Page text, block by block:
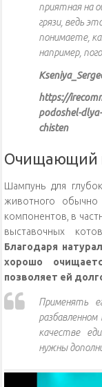
приятная на
грязи, ведь
понимаете,
например,
https://
podoshel-
chisten
Очищающий
Шампунь для
животного обычно
компонентов, в
выставочных
Благодаря
хорошо
позволяет ей
Применять
качестве
нужны